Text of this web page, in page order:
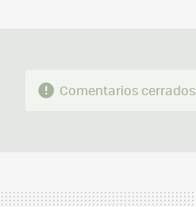
Comentarios cerrados